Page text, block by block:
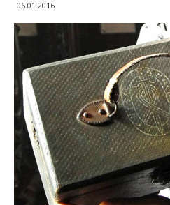
06.01.2016